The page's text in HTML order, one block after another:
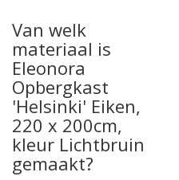
Van welk
materiaal is
Eleonora
Opbergkast
'Helsinki' Eiken,
220 x 200cm,
kleur Lichtbruin
gemaakt?